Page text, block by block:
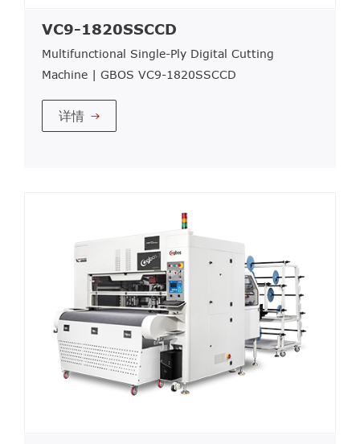
VC9-1820SSCCD
Multifunctional Single-Ply Digital Cutting
Machine | GBOS VC9-1820SSCCD
详情